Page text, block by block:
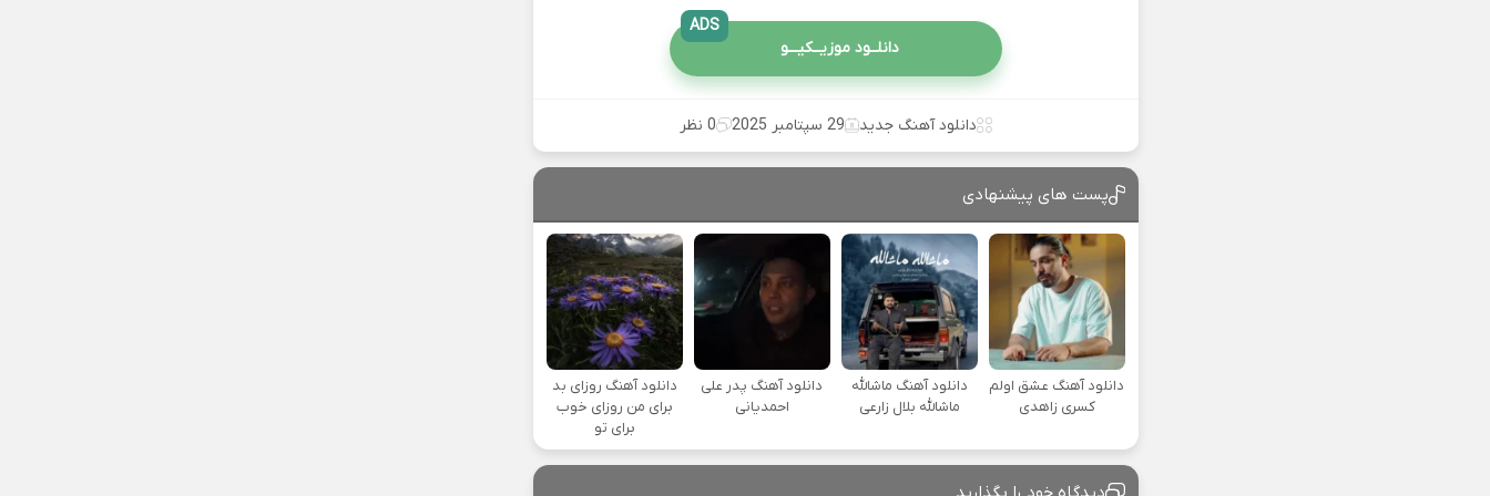
دانلــود موزیــکیـــو
ADS
دانلود آهنگ جدید 29 سپتامبر 2025 0 نظر
پست های پیشنهادی
دانلود آهنگ عشق اولم
کسری زاهدی
دانلود آهنگ ماشالله
ماشالله بلال زارعی
دانلود آهنگ پدر علی
احمدیانی
دانلود آهنگ روزای بد
برای من روزای خوب
برای تو